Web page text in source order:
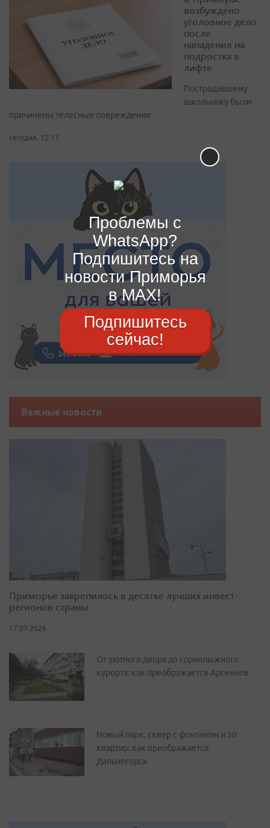
возбуждено
уголовное дело
после
нападения на
подростка в
лифте
Пострадавшему
школьнику были
причинены телесные повреждения
сегодня, 12:13
Важные новости
Приморье закрепилось в десятке лучших инвест-
регионов страны
17.07.2026
От уютного двора до горнолыжного
курорта: как преображается Арсеньев
Новый парк, сквер с фонтаном и 50
квартир: как преображается
Дальнегорск
Проблемы с
WhatsApp?
Подпишитесь на
новости Приморья
в MAX!
Подпишитесь
сейчас!